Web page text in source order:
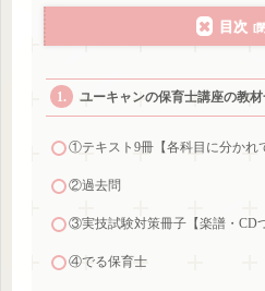
目次
ユーキャンの保育士講座の教
①テキスト9冊【各科目に分かれ
②過去問
③実技試験対策冊子【楽譜・CD
④でる保育士